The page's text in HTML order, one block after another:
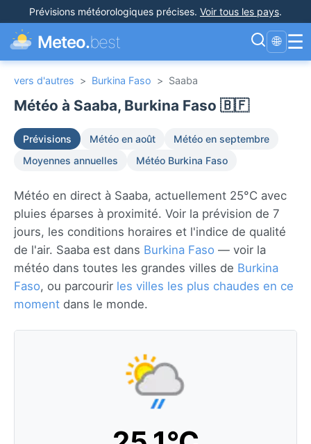
Prévisions météorologiques précises. Voir tous les pays.
Meteo.best 🌐 ☰
vers d'autres > Burkina Faso > Saaba
Météo à Saaba, Burkina Faso 🇧🇫
Prévisions Météo en août
Météo en septembre
Moyennes annuelles
Météo Burkina Faso
Météo en direct à Saaba, actuellement 25°C avec
pluies éparses à proximité. Voir la prévision de 7
jours, les conditions horaires et l'indice de qualité
de l'air. Saaba est dans Burkina Faso — voir la
météo dans toutes les grandes villes de Burkina
Faso, ou parcourir les villes les plus chaudes en ce
moment dans le monde.